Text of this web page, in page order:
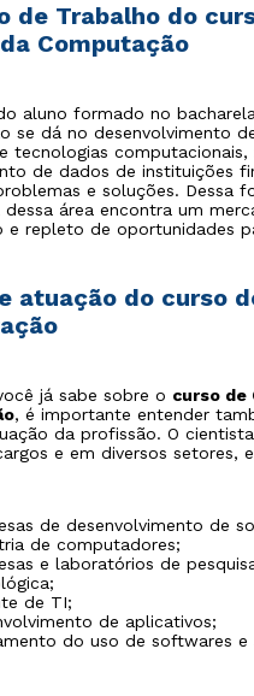
preparados para indicar
de Trabalho do
Computação
aluno formado no
se dá no desenvolvimento
tecnologias computacionais,
de dados de instituições
e soluções. Dessa
área encontra um
e repleto de oportunidades
atuação do curso
já sabe sobre o curso de
, é importante entender
da profissão. O
e em diversos setores,
de desenvolvimento de
de computadores;
e laboratórios de
de TI;
de aplicativos;
do uso de softwares e
e gestão de banco